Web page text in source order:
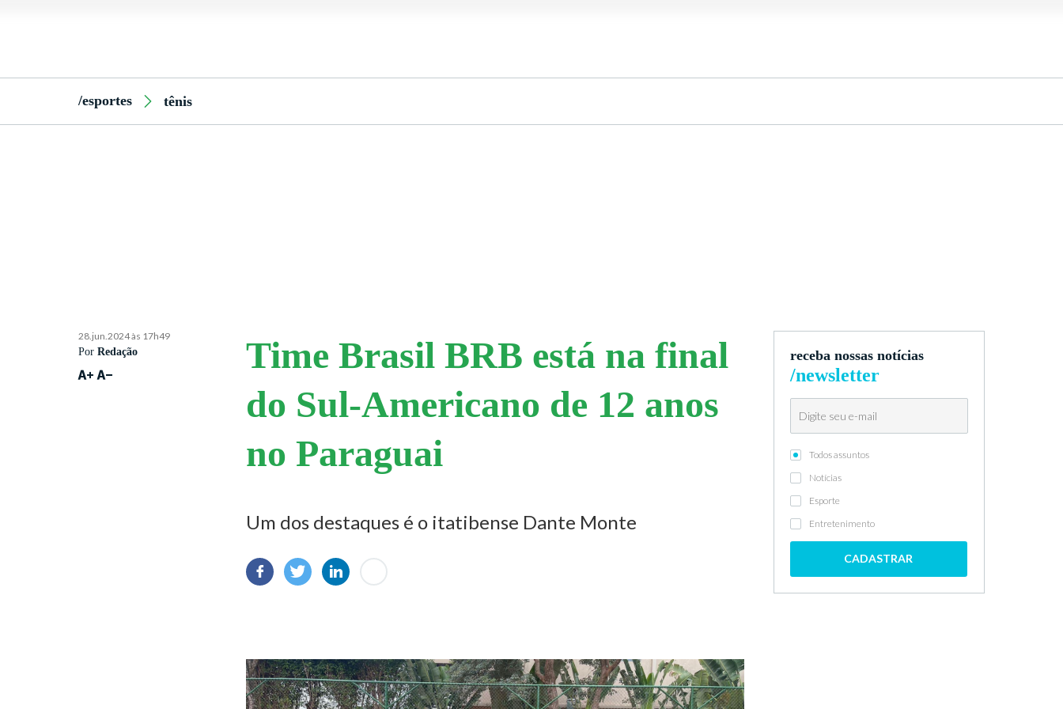
/esportes tênis
28.jun.2024 às 17h49
PorRedação
Time Brasil BRB está na final
do Sul-Americano de 12 anos
no Paraguai
Um dos destaques é o itatibense Dante Monte
receba nossas notícias
/newsletter
Todos assuntos
Notícias
Esporte
Entretenimento
CADASTRAR